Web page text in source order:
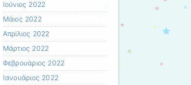
Ιούνιος 2022
Μάιος 2022
Απρίλιος 2022
Μάρτιος 2022
Φεβρουάριος 2022
Ιανουάριος 2022